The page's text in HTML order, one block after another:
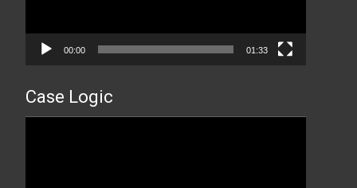
00:00 01:33
Case Logic